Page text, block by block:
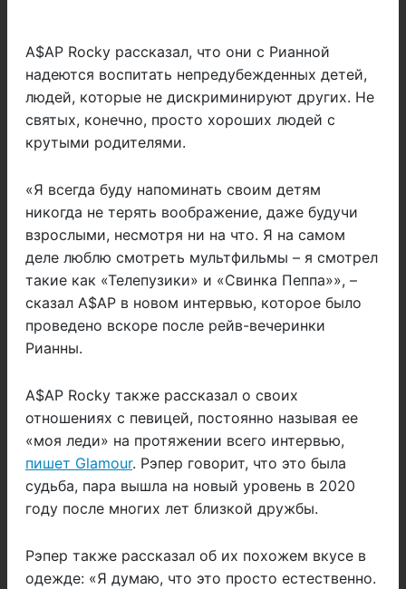
A$AP Rocky рассказал, что они с Рианной
надеются воспитать непредубежденных детей,
людей, которые не дискриминируют других. Не
святых, конечно, просто хороших людей с
крутыми родителями.
«Я всегда буду напоминать своим детям
никогда не терять воображение, даже будучи
взрослыми, несмотря ни на что. Я на самом
деле люблю смотреть мультфильмы – я смотрел
такие как «Телепузики» и «Свинка Пеппа»», –
сказал A$AP в новом интервью, которое было
проведено вскоре после рейв-вечеринки
Рианны.
A$AP Rocky также рассказал о своих
отношениях с певицей, постоянно называя ее
«моя леди» на протяжении всего интервью,
пишет Glamour. Рэпер говорит, что это была
судьба, пара вышла на новый уровень в 2020
году после многих лет близкой дружбы.
Рэпер также рассказал об их похожем вкусе в
одежде: «Я думаю, что это просто естественно.